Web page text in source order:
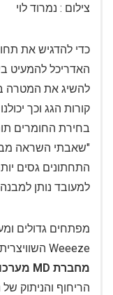
צילום : נמרוד לוי
כדי להדגיש את
האדריכל להמעיט
להשיג את המטרה
קורות הגג וכך
בחירת החומרים
"שאבתי השראה
התחתונים גסים
למעובד נותן
מפתחים גדולים
Weeeze השוויצרית, שיובאו ויושמו על ידי
מחברת MD מערכות אלומיניום,
הריחוף והניתוק